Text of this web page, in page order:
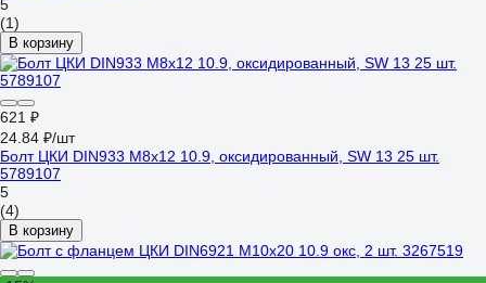
5
(1)
В корзину
621 ₽
24.84 ₽/шт
Болт ЦКИ DIN933 М8х12 10.9, оксидированный, SW 13 25 шт.
5789107
5
(4)
В корзину